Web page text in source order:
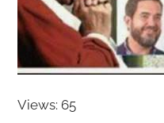
Views: 65